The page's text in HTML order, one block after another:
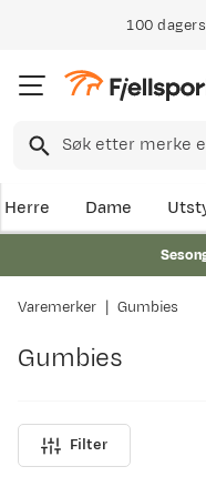
100
Herre Dame
Varemerker Gumbies
Gumbies
Filter